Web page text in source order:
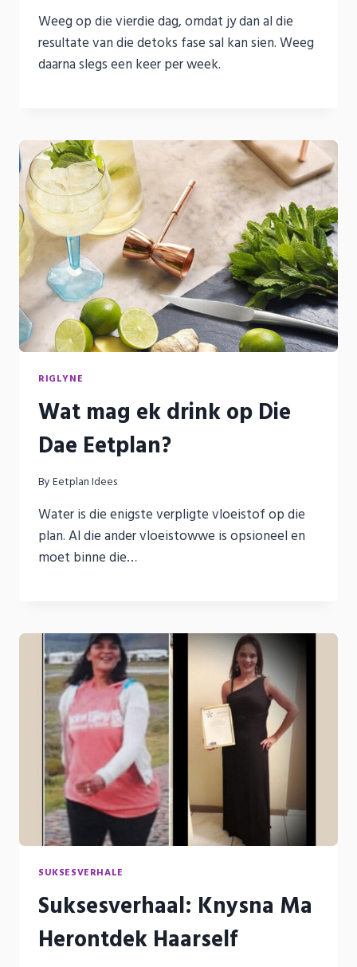
Weeg op die vierdie dag, omdat jy dan al die
resultate van die detoks fase sal kan sien. Weeg
daarna slegs een keer per week.
RIGLYNE
Wat mag ek drink op Die
Dae Eetplan?
By Eetplan Idees
Water is die enigste verpligte vloeistof op die
plan. Al die ander vloeistowwe is opsioneel en
moet binne die…
SUKSESVERHALE
Suksesverhaal: Knysna Ma
Herontdek Haarself